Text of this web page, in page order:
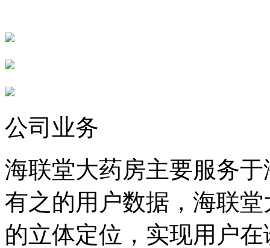
公司业务
海联堂大药房主要服务
有之的用户数据，海联
的立体定位，实现用户